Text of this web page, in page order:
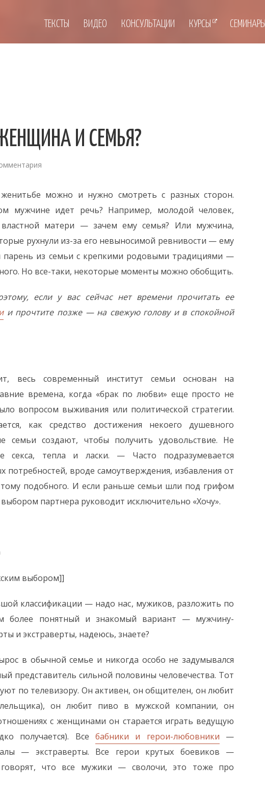
ТЕКСТЫ ВИДЕО КОНСУЛЬТАЦИИ КУРСЫ СЕМИНАРЫ
И СЕМЬЯ?
можно и нужно смотреть с разных сторон.
мужчине идет речь? Например, молодой человек,
матери — зачем ему семья? Или мужчина,
рухнули из-за его невыносимой ревнивости — ему
парень из семьи с крепкими родовыми традициями —
Но все-таки, некоторые моменты можно обобщить.
если у вас сейчас нет времени прочитать ее
и прочтите позже — на свежую голову и в спокойной
весь современный институт семьи основан на
времена, когда «брак по любви» еще просто не
вопросом выживания или политической стратегии.
как средство достижения некоего душевного
семьи создают, чтобы получить удовольствие. Не
секса, тепла и ласки. — Часто подразумевается
потребностей, вроде самоутверждения, избавления от
подобного. И если раньше семьи шли под грифом
партнера руководит исключительно «Хочу».
выбором]]
классификации — надо нас, мужиков, разложить по
более понятный и знакомый вариант — мужчину-
и экстраверты, надеюсь, знаете?
в обычной семье и никогда особо не задумывался
представитель сильной половины человечества. Тот
по телевизору. Он активен, он общителен, он любит
он любит пиво в мужской компании, он
с женщинами он старается играть ведущую
получается). Все бабники и герои-любовники —
— экстраверты. Все герои крутых боевиков —
что все мужики — сволочи, это тоже про